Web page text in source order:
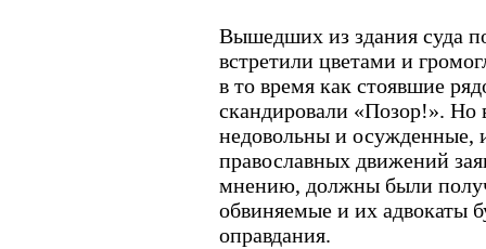
Вышедших из здания суда
встретили цветами и
в то время как стоявшие
скандировали «Позор!». Но
недовольны и осужденные,
православных движений
мнению, должны были
обвиняемые и их адвокаты
оправдания.